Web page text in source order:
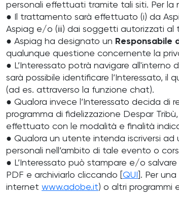
personali effettuati tramite tali siti. Per la
● Il trattamento sarà effettuato (i) da
Aspiag e/o (iii) dai soggetti autorizzati
● Aspiag ha designato un Responsabile
qualunque questione concernente la
● L’Interessato potrà navigare
sarà possibile identificare l’Interessato,
(ad es. attraverso la funzione chat).
● Qualora invece l’Interessato decida di
programma di fidelizzazione Despar
effettuato con le modalità e finalità
● Qualora un utente intenda iscriversi
personali nell’ambito di tale evento o
● L’Interessato può stampare e/o
PDF e archiviarlo cliccando [ QUI
]. Per
internet www.adobe.it) o altri programmi